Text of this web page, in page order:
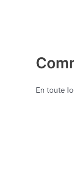
En toute